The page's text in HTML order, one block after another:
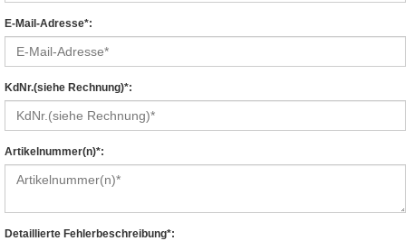
E-Mail-Adresse*:
KdNr.(siehe Rechnung)*:
Artikelnummer(n)*:
Detaillierte Fehlerbeschreibung*: